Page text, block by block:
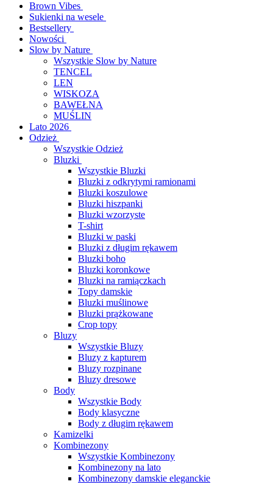
Brown Vibes
Sukienki na wesele
Bestsellery
Nowości
Slow by Nature
Wszystkie Slow by Nature
TENCEL
LEN
WISKOZA
BAWEŁNA
MUŚLIN
Lato 2026
Odzież
Wszystkie Odzież
Bluzki
Wszystkie Bluzki
Bluzki z odkrytymi ramionami
Bluzki koszulowe
Bluzki hiszpanki
Bluzki wzorzyste
T-shirt
Bluzki w paski
Bluzki z długim rękawem
Bluzki boho
Bluzki koronkowe
Bluzki na ramiączkach
Topy damskie
Bluzki muślinowe
Bluzki prążkowane
Crop topy
Bluzy
Wszystkie Bluzy
Bluzy z kapturem
Bluzy rozpinane
Bluzy dresowe
Body
Wszystkie Body
Body klasyczne
Body z długim rękawem
Kamizelki
Kombinezony
Wszystkie Kombinezony
Kombinezony na lato
Kombinezony damskie eleganckie